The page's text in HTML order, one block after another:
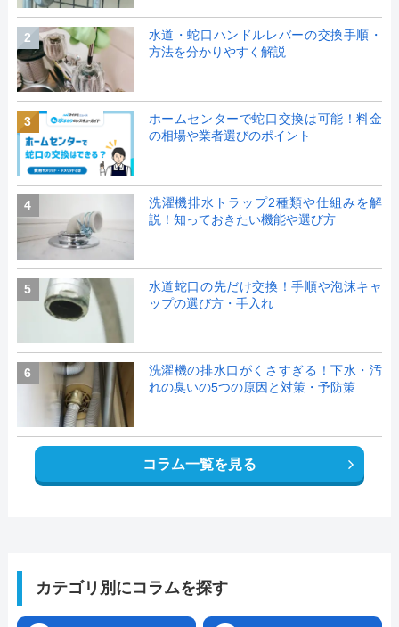
2
水道・蛇口ハンドルレバーの交換手順・
方法を分かりやすく解説
3
ホームセンターで蛇口交換は可能！料金
の相場や業者選びのポイント
4
洗濯機排水トラップ2種類や仕組みを解
説！知っておきたい機能や選び方
5
水道蛇口の先だけ交換！手順や泡沫キャ
ップの選び方・手入れ
6
洗濯機の排水口がくさすぎる！下水・汚
れの臭いの5つの原因と対策・予防策
コラム一覧を見る
カテゴリ別にコラムを探す